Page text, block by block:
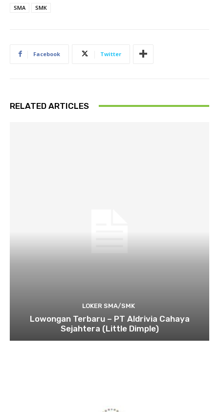
SMA SMK
Facebook Twitter
RELATED ARTICLES
LOKER SMA/SMK
Lowongan Terbaru – PT Aldrivia Cahaya
Sejahtera (Little Dimple)